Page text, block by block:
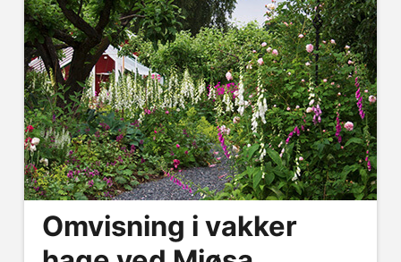
Omvisning i vakker